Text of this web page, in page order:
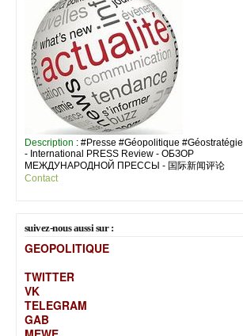
Description : #Presse #Géopolitique #Géostratégie
- International PRESS Review - ОБЗОР
МЕЖДУНАРОДНОЙ ПРЕССЫ - 国际新闻评论
Contact
suivez-nous aussi sur :
GEOPOLITIQUE
TWITTER
VK
TELEGRAM
GAB